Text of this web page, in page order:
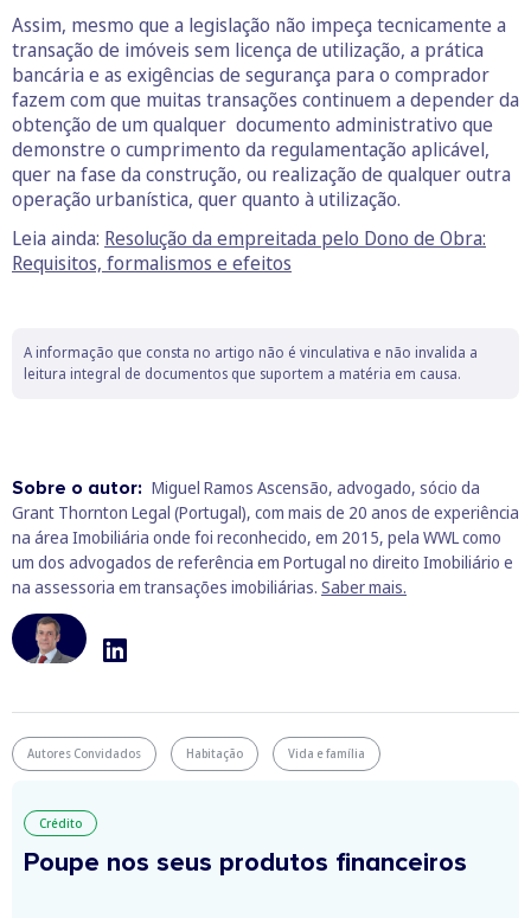
Assim, mesmo que a legislação não impeça tecnicamente a
transação de imóveis sem licença de utilização, a prática
bancária e as exigências de segurança para o comprador
fazem com que muitas transações continuem a depender da
obtenção de um qualquer documento administrativo que
demonstre o cumprimento da regulamentação aplicável,
quer na fase da construção, ou realização de qualquer outra
operação urbanística, quer quanto à utilização.
Leia ainda: Resolução da empreitada pelo Dono de Obra:
Requisitos, formalismos e efeitos
A informação que consta no artigo não é vinculativa e não invalida a
leitura integral de documentos que suportem a matéria em causa.
Sobre o autor: Miguel Ramos Ascensão, advogado, sócio da
Grant Thornton Legal (Portugal), com mais de 20 anos de experiência
na área Imobiliária onde foi reconhecido, em 2015, pela WWL como
um dos advogados de referência em Portugal no direito Imobiliário e
na assessoria em transações imobiliárias. Saber mais.
Autores Convidados Habitação Vida e família
Crédito
Poupe nos seus produtos financeiros